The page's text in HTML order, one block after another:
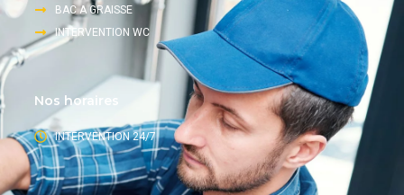
BAC A GRAISSE
INTERVENTION WC
Nos horaires
INTERVENTION 24/7